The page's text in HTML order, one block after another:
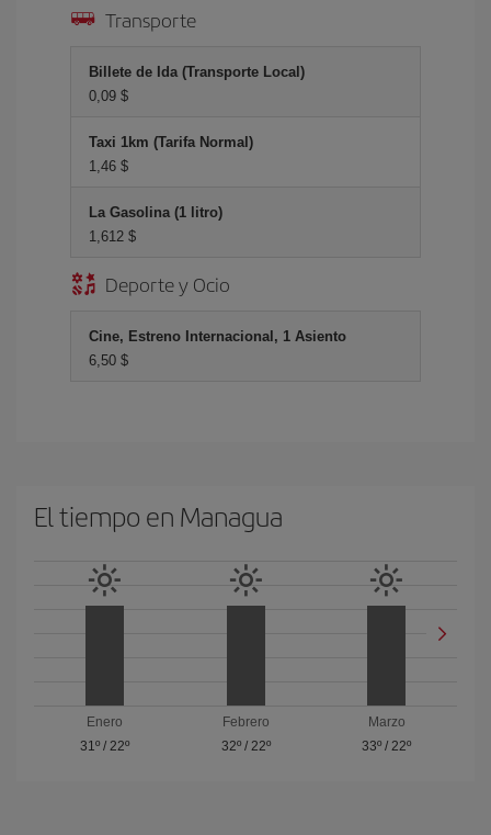
Transporte
Billete de Ida (Transporte Local)
0,09 $
Taxi 1km (Tarifa Normal)
1,46 $
La Gasolina (1 litro)
1,612 $
Deporte y Ocio
Cine, Estreno Internacional, 1 Asiento
6,50 $
El tiempo en Managua
Enero
31º/ 22º
Febrero
32º/ 22º
Marzo
33º / 22º